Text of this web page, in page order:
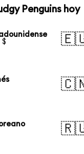
Penguins hoy
$